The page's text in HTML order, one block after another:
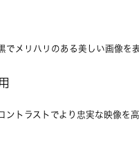
メリハリのある美しい画像を表
トラストでより忠実な映像を高